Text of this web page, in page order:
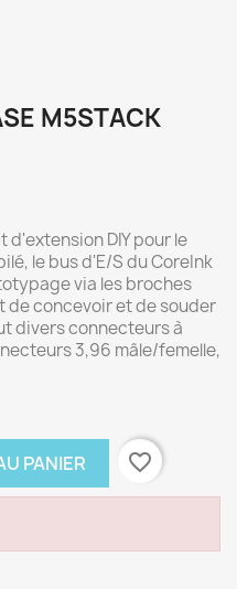
M5STACK
d'extension DIY pour le
le bus d'E/S du CoreInk
via les broches
de concevoir et de souder
divers connecteurs à
3,96 mâle/femelle,
PANIER favorite_border